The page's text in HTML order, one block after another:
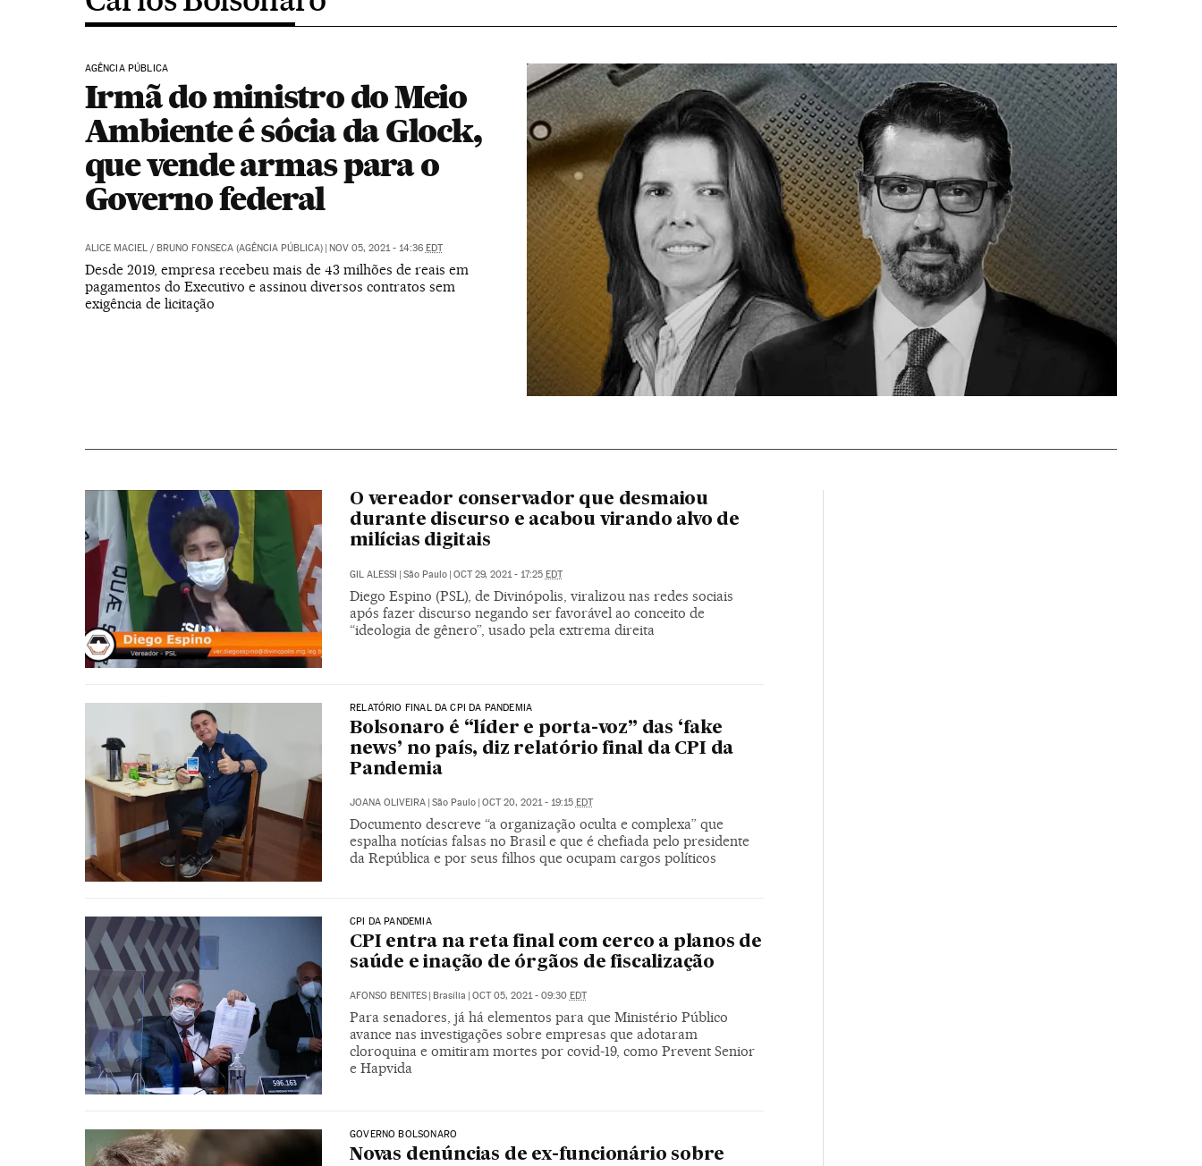
AGÊNCIA PÚBLICA
Irmã do ministro do Meio
Ambiente é sócia da Glock,
que vende armas para o
Governo federal
ALICE MACIEL / BRUNO FONSECA (AGÊNCIA PÚBLICA) | NOV 05, 2021 - 14:36 EDT
Desde 2019, empresa recebeu mais de 43 milhões de reais em
pagamentos do Executivo e assinou diversos contratos sem
exigência de licitação
O vereador conservador que desmaiou
durante discurso e acabou virando alvo de
milícias digitais
GIL ALESSI | São Paulo | OCT 29, 2021 - 17:25 EDT
Diego Espino (PSL), de Divinópolis, viralizou nas redes sociais
após fazer discurso negando ser favorável ao conceito de
“ideologia de gênero”, usado pela extrema direita
RELATÓRIO FINAL DA CPI DA PANDEMIA
Bolsonaro é “líder e porta-voz” das ‘fake
news’ no país, diz relatório final da CPI da
Pandemia
JOANA OLIVEIRA São Paulo OCT 20, 2021 - 19:15 EDT
Documento descreve “a organização oculta e complexa” que
espalha notícias falsas no Brasil e que é chefiada pelo presidente
da República e por seus filhos que ocupam cargos políticos
CPI DA PANDEMIA
CPI entra na reta final com cerco a planos de
saúde e inação de órgãos de fiscalização
AFONSO BENITES | Brasília | OCT 05, 2021 - 09:30 EDT
Para senadores, já há elementos para que Ministério Público
avance nas investigações sobre empresas que adotaram
cloroquina e omitiram mortes por covid-19, como Prevent Senior
e Hapvida
GOVERNO BOLSONARO
Novas denúncias de ex-funcionário sobre